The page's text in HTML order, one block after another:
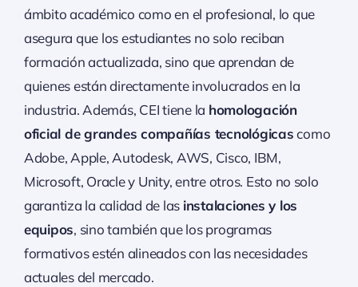
ámbito académico como en el profesional, lo que
asegura que los estudiantes no solo reciban
formación actualizada, sino que aprendan de
quienes están directamente involucrados en la
industria. Además, CEI tiene la homologación
oficial de grandes compañías tecnológicascomo
Adobe, Apple, Autodesk, AWS, Cisco, IBM,
Microsoft, Oracle y Unity, entre otros. Esto no solo
garantiza la calidad de las instalaciones y los
equipos, sino también que los programas
formativos estén alineados con las necesidades
actuales del mercado.